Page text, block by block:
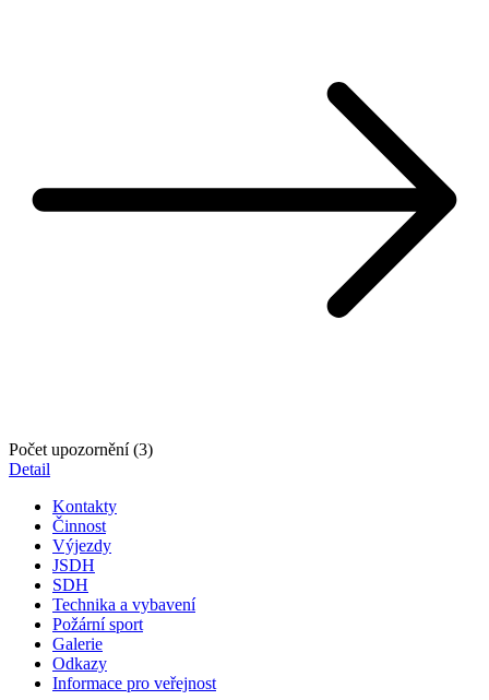
Počet upozornění (3)
Detail
Kontakty
Činnost
Výjezdy
JSDH
SDH
Technika a vybavení
Požární sport
Galerie
Odkazy
Informace pro veřejnost